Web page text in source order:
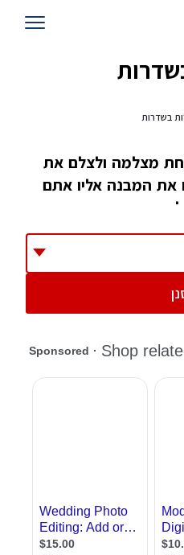
בשדרות
מצלמה ולצלם את
את המבנה אליו אתם
את החברים
מציעים לכם צלמי
להציג את המבנה כמו
רב, היא צילום
להצלחה בקרב צעירים,
כלי התקשורת שונים
כיצד נראהעיצוב
תוך ניסיון לחשוף